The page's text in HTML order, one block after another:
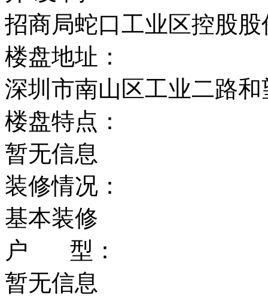
招商局蛇口工业区控股
楼盘地址：
深圳市南山区工业二路
楼盘特点：
暂无信息
装修情况：
基本装修
户 型：
暂无信息